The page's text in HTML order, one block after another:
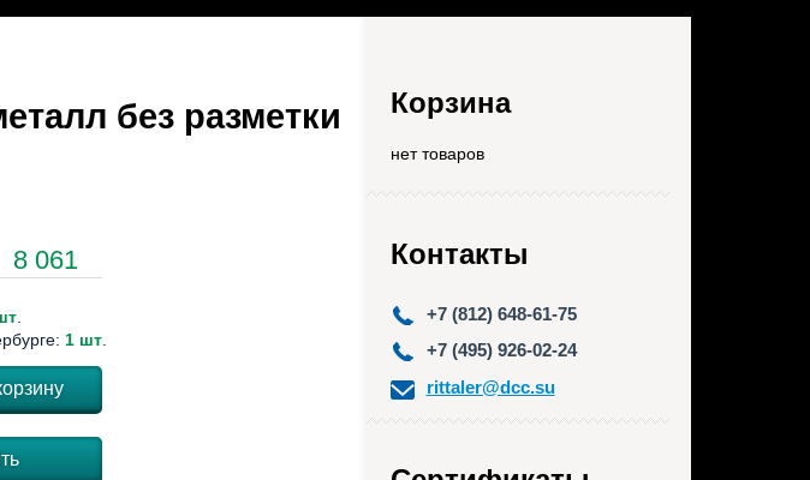
Корзина
нет товаров
Контакты
+7 (812) 648-61-75
+7 (495) 926-02-24
rittaler@dcc.su
без разметки
8 061
.
1 шт.